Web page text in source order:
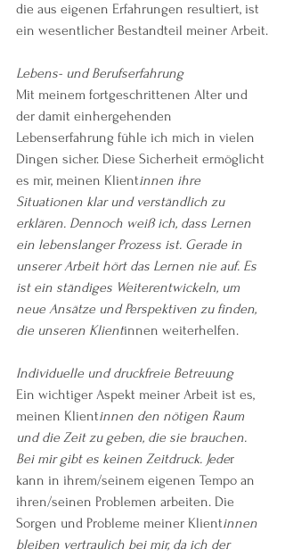
die aus eigenen Erfahrungen resultiert, ist
ein wesentlicher Bestandteil meiner Arbeit.
Lebens- und Berufserfahrung
Mit meinem fortgeschrittenen Alter und
der damit einhergehenden
Lebenserfahrung fühle ich mich in vielen
Dingen sicher. Diese Sicherheit ermöglicht
es mir, meinen Klientinnen ihre
Situationen klar und verständlich zu
erklären. Dennoch weiß ich, dass Lernen
ein lebenslanger Prozess ist. Gerade in
unserer Arbeit hört das Lernen nie auf. Es
ist ein ständiges Weiterentwickeln, um
neue Ansätze und Perspektiven zu finden,
die unseren Klientinnen weiterhelfen.
Individuelle und druckfreie Betreuung
Ein wichtiger Aspekt meiner Arbeit ist es,
meinen Klientinnen den nötigen Raum
und die Zeit zu geben, die sie brauchen.
Bei mir gibt es keinen Zeitdruck. Jeder
kann in ihrem/seinem eigenen Tempo an
ihren/seinen Problemen arbeiten. Die
Sorgen und Probleme meiner Klientinnen
bleiben vertraulich bei mir, da ich der